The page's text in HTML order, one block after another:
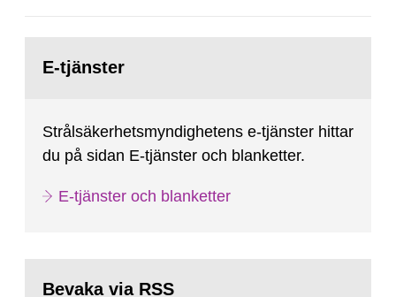
sida:E-tjänster
Strålsäkerhetsmyndighetens e-tjänster hittar
du på sidan E-tjänster och blanketter.
E-tjänster och blanketter
Bevaka via RSS